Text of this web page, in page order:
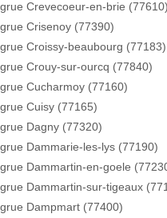
Crevecoeur-en-brie (77610)
Crisenoy (77390)
Croissy-beaubourg (77183)
Crouy-sur-ourcq (77840)
Cucharmoy (77160)
Cuisy (77165)
Dagny (77320)
Dammarie-les-lys (77190)
Dammartin-en-goele
Dammartin-sur-tigeaux
Dampmart (77400)